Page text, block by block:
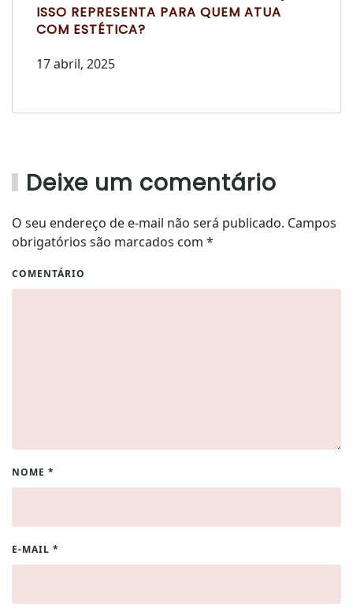
ISSO REPRESENTA PARA QUEM ATUA
COM ESTÉTICA?
17 abril, 2025
Deixe um comentário
O seu endereço de e-mail não será publicado. Campos
obrigatórios são marcados com *
COMENTÁRIO
NOME *
E-MAIL *